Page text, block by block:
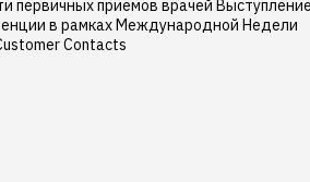
первичных приемов врачей Выступление
в рамках Международной Недели
Contacts